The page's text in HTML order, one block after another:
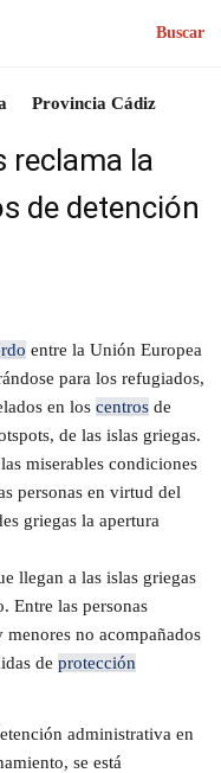
Buscar
Provincia Cádiz
reclama la
de detención
entre la Unión Europea
para los refugiados,
en los centros de
de las islas griegas.
miserables condiciones
personas en virtud del
griegas la apertura
llegan a las islas griegas
Entre las personas
no acompañados
de protección
administrativa en
se está